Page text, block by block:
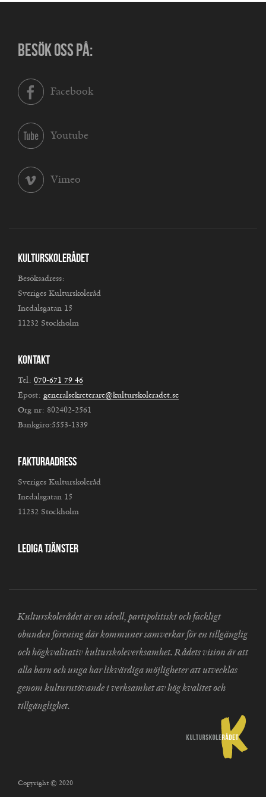
BESÖK OSS PÅ:
Facebook
Youtube
Vimeo
Kulturskolerådet
Besöksadress:
Sveriges Kulturskoleråd
Inedalsgatan 15
11232 Stockholm
Kontakt
Tel: 070-671 79 46
Epost: generalsekreterare@kulturskoleradet.se
Org nr: 802402-2561
Bankgiro:5553-1339
Fakturaadress
Sveriges Kulturskoleråd
Inedalsgatan 15
11232 Stockholm
Lediga tjänster
Kulturskolerådet är en ideell, partipolitiskt och fackligt
obunden förening där kommuner samverkar för en tillgänglig
och högkvalitativ kulturskoleverksamhet. Rådets vision är att
alla barn och unga har likvärdiga möjligheter att utvecklas
genom kulturutövande i verksamhet av hög kvalitet och
tillgänglighet.
Copyright © 2020